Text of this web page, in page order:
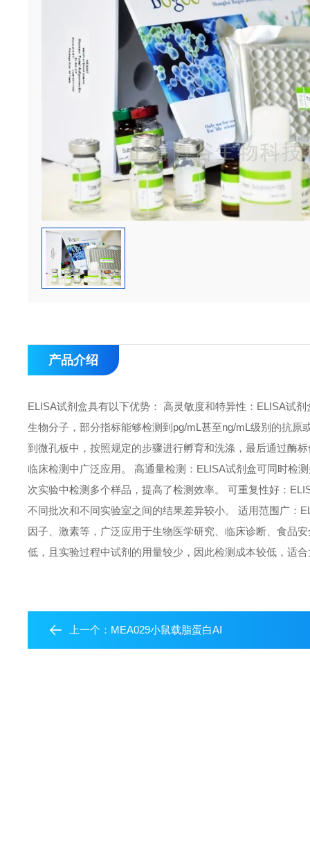
产品介绍
ELISA试剂盒具有以下优势： 高灵敏度和特异性：ELISA试
生物分子，部分指标能够检测到pg/mL甚至ng/mL级别的抗
到微孔板中，按照规定的步骤进行孵育和洗涤，最后通过酶
临床检测中广泛应用。 高通量检测：ELISA试剂盒可同时检
次实验中检测多个样品，提高了检测效率。 可重复性好：
不同批次和不同实验室之间的结果差异较小。 适用范围广：
因子、激素等，广泛应用于生物医学研究、临床诊断、食品
低，且实验过程中试剂的用量较少，因此检测成本较低，适
上一个： MEA029小鼠载脂蛋白AI